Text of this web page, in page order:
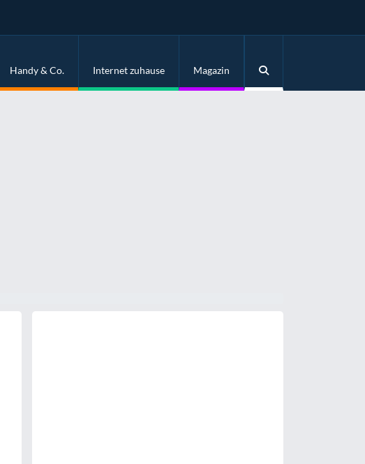
Handy & Co. Internet zuhause Magazin